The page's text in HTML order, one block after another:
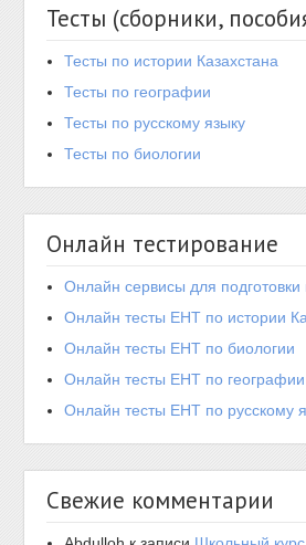
Тесты (сборники,
Тесты по истории Казахстана
Тесты по географии
Тесты по русскому языку
Тесты по биологии
Онлайн тестирование
Онлайн сервисы для
Онлайн тесты ЕНТ по истории
Онлайн тесты ЕНТ по биологии
Онлайн тесты ЕНТ по географии
Онлайн тесты ЕНТ по русскому
Свежие комментарии